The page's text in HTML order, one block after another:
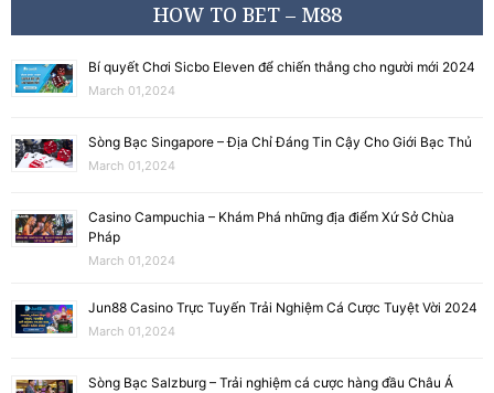
HOW TO BET – M88
Bí quyết Chơi Sicbo Eleven để chiến thắng cho người mới 2024
March 01,2024
Sòng Bạc Singapore – Địa Chỉ Đáng Tin Cậy Cho Giới Bạc Thủ
March 01,2024
Casino Campuchia – Khám Phá những địa điểm Xứ Sở Chùa
Pháp
March 01,2024
Jun88 Casino Trực Tuyến Trải Nghiệm Cá Cược Tuyệt Vời 2024
March 01,2024
Sòng Bạc Salzburg – Trải nghiệm cá cược hàng đầu Châu Á